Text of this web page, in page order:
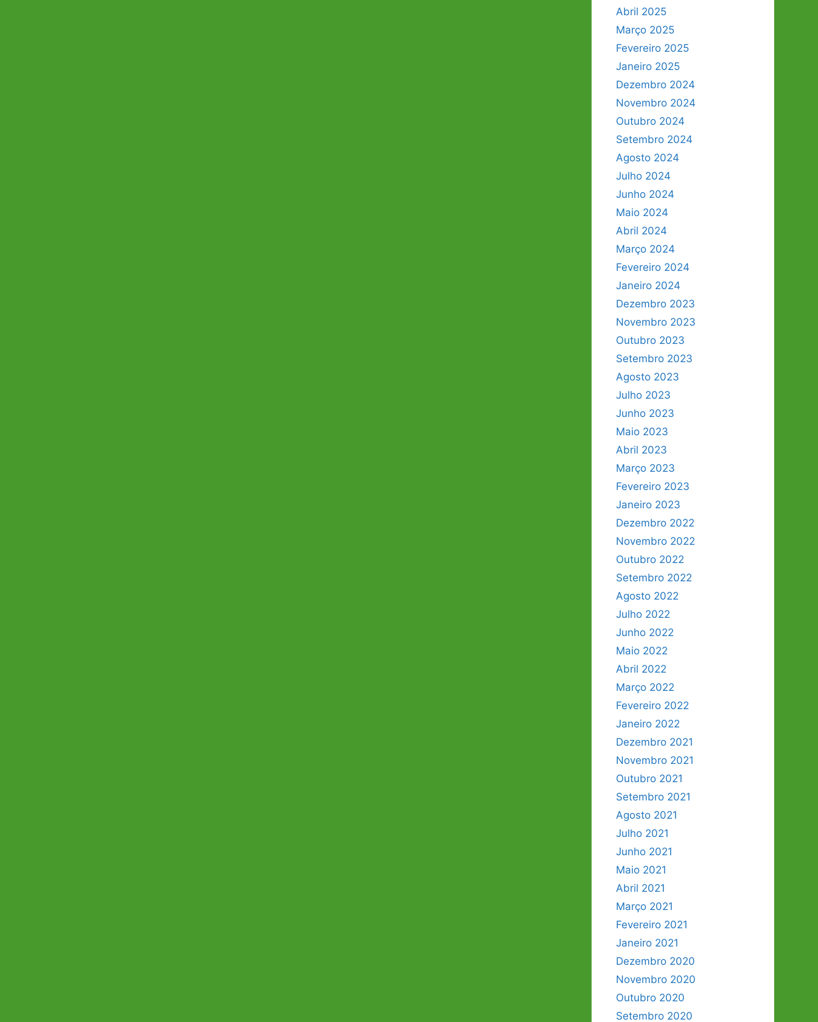
Abril 2025
Março 2025
Fevereiro 2025
Janeiro 2025
Dezembro 2024
Novembro 2024
Outubro 2024
Setembro 2024
Agosto 2024
Julho 2024
Junho 2024
Maio 2024
Abril 2024
Março 2024
Fevereiro 2024
Janeiro 2024
Dezembro 2023
Novembro 2023
Outubro 2023
Setembro 2023
Agosto 2023
Julho 2023
Junho 2023
Maio 2023
Abril 2023
Março 2023
Fevereiro 2023
Janeiro 2023
Dezembro 2022
Novembro 2022
Outubro 2022
Setembro 2022
Agosto 2022
Julho 2022
Junho 2022
Maio 2022
Abril 2022
Março 2022
Fevereiro 2022
Janeiro 2022
Dezembro 2021
Novembro 2021
Outubro 2021
Setembro 2021
Agosto 2021
Julho 2021
Junho 2021
Maio 2021
Abril 2021
Março 2021
Fevereiro 2021
Janeiro 2021
Dezembro 2020
Novembro 2020
Outubro 2020
Setembro 2020